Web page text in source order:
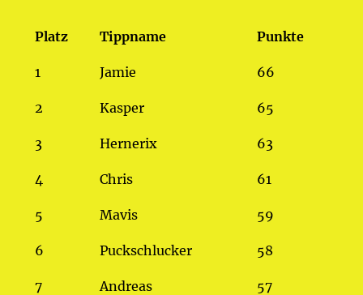
Platz Tippname Punkte
1 Jamie 66
2 Kasper 65
3 Hernerix 63
4 Chris 61
5 Mavis 59
6 Puckschlucker 58
7 Andreas 57